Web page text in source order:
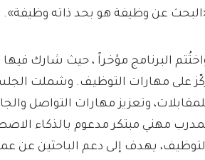
عن وظيفة هو بحد ذاته وظيفة».
على مهارات التوظيف. وشملت
وتعزيز مهارات التواصل
مهني مبتكر مدعوم بالذكاء
يهدف إلى دعم الباحثين